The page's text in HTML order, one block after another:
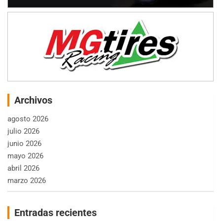
Archivos
agosto 2026
julio 2026
junio 2026
mayo 2026
abril 2026
marzo 2026
Entradas recientes